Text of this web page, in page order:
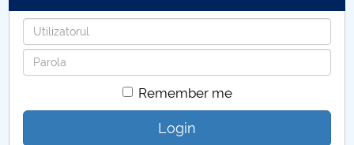
Username
Password
Remember me
Login